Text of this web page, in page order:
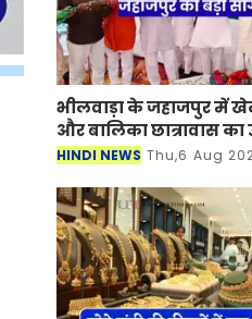
भीलवाड़ा के जहाजपुर में
और बालिका छात्रावास का
HINDI NEWS Thu,6 Aug